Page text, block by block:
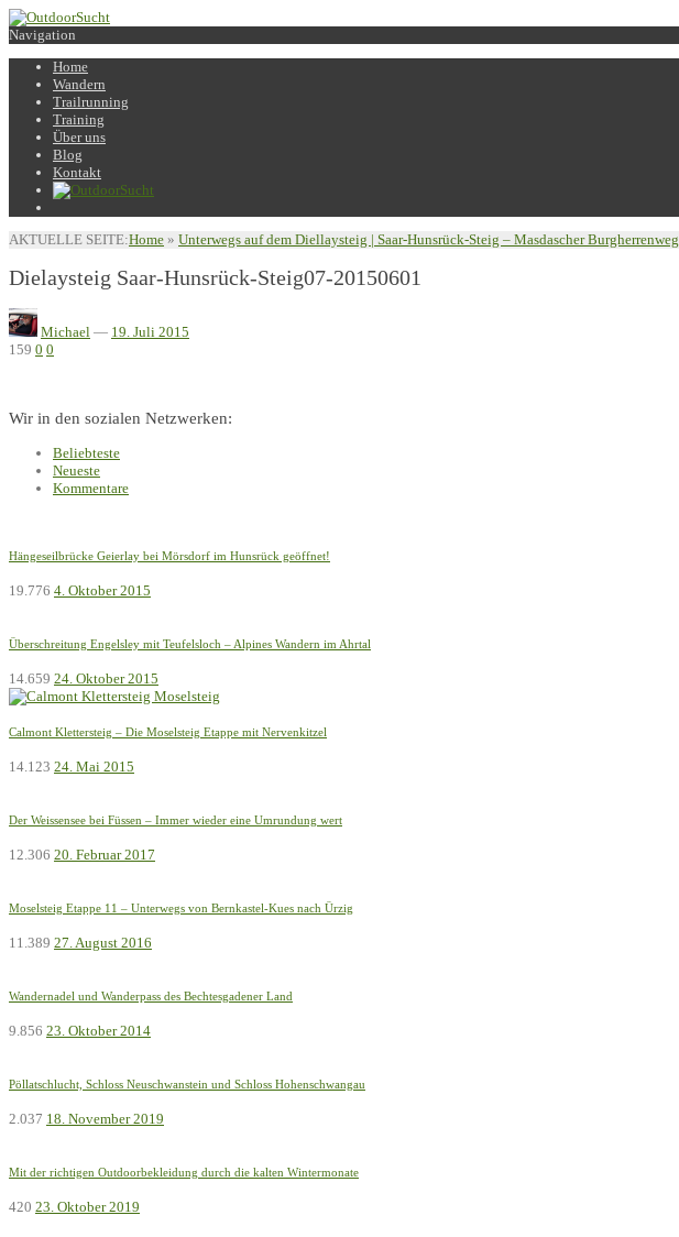
Navigation
Home
Wandern
Trailrunning
Training
Über uns
Blog
Kontakt
AKTUELLE SEITE:Home » Unterwegs auf dem Diellaysteig | Saar-Hunsrück-Steig – Masdascher Burgherrenweg
Dielaysteig Saar-Hunsrück-Steig07-20150601
Michael — 19. Juli 2015
159 0 0
Wir in den sozialen Netzwerken:
Beliebteste
Neueste
Kommentare
Hängeseilbrücke Geierlay bei Mörsdorf im Hunsrück geöffnet!
19.776 4. Oktober 2015
Überschreitung Engelsley mit Teufelsloch – Alpines Wandern im Ahrtal
14.659 24. Oktober 2015
Calmont Klettersteig – Die Moselsteig Etappe mit Nervenkitzel
14.123 24. Mai 2015
Der Weissensee bei Füssen – Immer wieder eine Umrundung wert
12.306 20. Februar 2017
Moselsteig Etappe 11 – Unterwegs von Bernkastel-Kues nach Ürzig
11.389 27. August 2016
Wandernadel und Wanderpass des Bechtesgadener Land
9.856 23. Oktober 2014
Pöllatschlucht, Schloss Neuschwanstein und Schloss Hohenschwangau
2.037 18. November 2019
Mit der richtigen Outdoorbekleidung durch die kalten Wintermonate
420 23. Oktober 2019